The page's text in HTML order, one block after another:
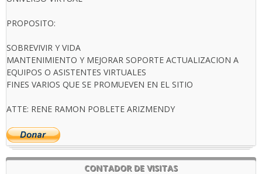
PROPOSITO:
SOBREVIVIR Y VIDA
MANTENIMIENTO Y MEJORAR SOPORTE ACTUALIZACION A
EQUIPOS O ASISTENTES VIRTUALES
FINES VARIOS QUE SE PROMUEVEN EN EL SITIO
ATTE: RENE RAMON POBLETE ARIZMENDY
CONTADOR DE VISITAS